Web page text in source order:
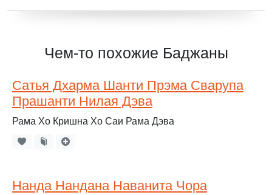
Чем-то похожие Баджаны
Сатья Дхарма Шанти Прэма Сварупа
Прашанти Нилая Дэва
Рама Хо Кришна Хо Саи Рама Дэва
Нанда Нандана Наванита Чора